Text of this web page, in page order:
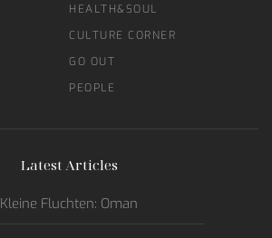
HEALTH&SOUL
CULTURE CORNER
GO OUT
PEOPLE
Latest Articles
Kleine Fluchten: Oman